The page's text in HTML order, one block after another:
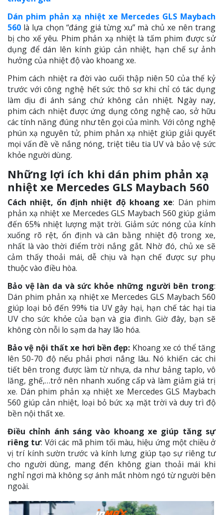
Dán phim phản xạ nhiệt xe Mercedes GLS Maybach
560 là lựa chọn “đáng giá từng xu” mà chủ xe nên trang
bị cho xế yêu. Phim phản xạ nhiệt là tấm phim được sử
dụng để dán lên kính giúp cản nhiệt, hạn chế sự ảnh
hưởng của nhiệt độ vào khoang xe.
Phim cách nhiệt ra đời vào cuối thập niên 50 của thế kỷ
trước với công nghệ hết sức thô sơ khi chỉ có tác dụng
làm dịu đi ánh sáng chứ không cản nhiệt. Ngày nay,
phim cách nhiệt được ứng dụng công nghệ cao, sở hữu
các tính năng đúng như tên gọi của mình. Với công nghệ
phún xạ nguyên tử, phim phản xạ nhiệt giúp giải quyết
mọi vấn đề về nắng nóng, triệt tiêu tia UV và bảo vệ sức
khỏe người dùng.
Những lợi ích khi dán phim phản xạ
nhiệt xe Mercedes GLS Maybach 560
Cách nhiệt, ổn định nhiệt độ khoang xe: Dán phim
phản xạ nhiệt xe Mercedes GLS Maybach 560 giúp giảm
đến 65% nhiệt lượng mặt trời. Giảm sức nóng của kính
xuống rõ rệt, ổn định và cân bằng nhiệt độ trong xe,
nhất là vào thời điểm trời nắng gắt. Nhờ đó, chủ xe sẽ
cảm thấy thoải mái, dễ chịu và hạn chế được sự phụ
thuộc vào điều hòa.
Bảo vệ làn da và sức khỏe những người bên trong:
Dán phim phản xạ nhiệt xe Mercedes GLS Maybach 560
giúp loại bỏ đến 99% tia UV gây hại, hạn chế tác hại tia
UV cho sức khỏe của bạn và gia đình. Giờ đây, bạn sẽ
không còn nỗi lo sạm da hay lão hóa.
Bảo vệ nội thất xe hơi bền đẹp: Khoang xe có thể tăng
lên 50-70 độ nếu phải phơi nắng lâu. Nó khiến các chi
tiết bên trong được làm từ nhựa, da như bảng taplo, vô
lăng, ghế,…trở nên nhanh xuống cấp và làm giảm giá trị
xe. Dán phim phản xạ nhiệt xe Mercedes GLS Maybach
560 giúp cản nhiệt, loại bỏ bức xạ mặt trời và duy trì độ
bền nội thất xe.
Điều chỉnh ánh sáng vào khoang xe giúp tăng sự
riêng tư: Với các mã phim tối màu, hiệu ứng một chiều ở
vị trí kính sườn trước và kính lưng giúp tạo sự riêng tư
cho người dùng, mang đến không gian thoải mái khi
nghỉ ngơi mà không sợ ánh mắt nhòm ngó từ người bên
ngoài.